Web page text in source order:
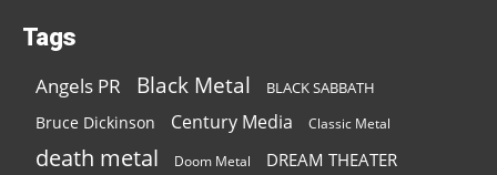
Tags
Angels PR Black Metal BLACK SABBATH
Bruce Dickinson Century Media Classic Metal
death metal Doom Metal DREAM THEATER